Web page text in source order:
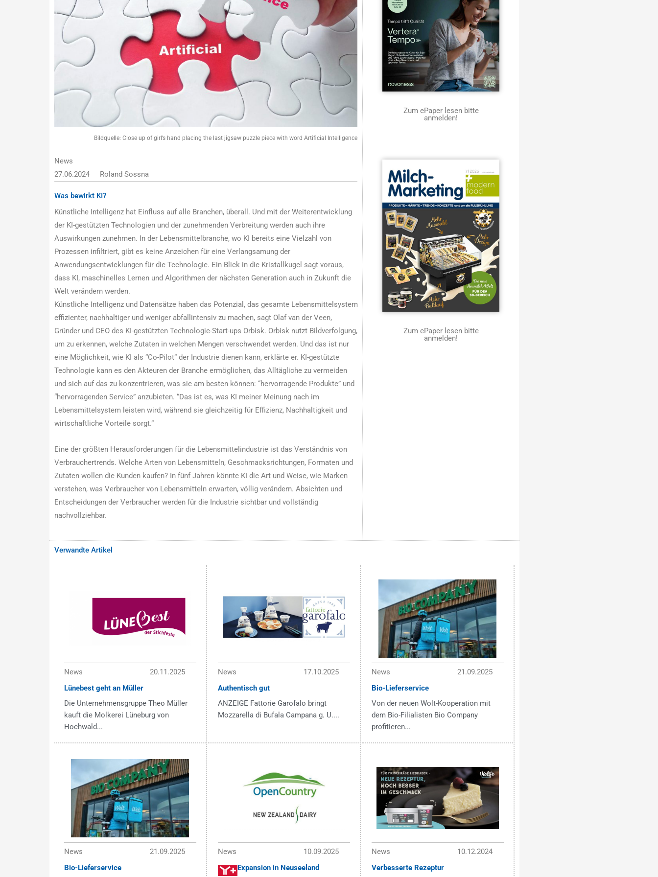
Bildquelle: Close up of girl’s hand placing the last jigsaw puzzle piece with word Artificial Intelligence
News
27.06.2024
Roland Sossna
Was bewirkt KI?
Künstliche Intelligenz hat Einfluss auf alle Branchen, überall. Und mit der Weiterentwicklung
der KI-gestützten Technologien und der zunehmenden Verbreitung werden auch ihre
Auswirkungen zunehmen. In der Lebensmittelbranche, wo KI bereits eine Vielzahl von
Prozessen infiltriert, gibt es keine Anzeichen für eine Verlangsamung der
Anwendungsentwicklungen für die Technologie. Ein Blick in die Kristallkugel sagt voraus,
dass KI, maschinelles Lernen und Algorithmen der nächsten Generation auch in Zukunft die
Welt verändern werden.
Künstliche Intelligenz und Datensätze haben das Potenzial, das gesamte Lebensmittelsystem
effizienter, nachhaltiger und weniger abfallintensiv zu machen, sagt Olaf van der Veen,
Gründer und CEO des KI-gestützten Technologie-Start-ups Orbisk. Orbisk nutzt Bildverfolgung,
um zu erkennen, welche Zutaten in welchen Mengen verschwendet werden. Und das ist nur
eine Möglichkeit, wie KI als “Co-Pilot” der Industrie dienen kann, erklärte er. KI-gestützte
Technologie kann es den Akteuren der Branche ermöglichen, das Alltägliche zu vermeiden
und sich auf das zu konzentrieren, was sie am besten können: “hervorragende Produkte” und
“hervorragenden Service” anzubieten. “Das ist es, was KI meiner Meinung nach im
Lebensmittelsystem leisten wird, während sie gleichzeitig für Effizienz, Nachhaltigkeit und
wirtschaftliche Vorteile sorgt.”
Eine der größten Herausforderungen für die Lebensmittelindustrie ist das Verständnis von
Verbrauchertrends. Welche Arten von Lebensmitteln, Geschmacksrichtungen, Formaten und
Zutaten wollen die Kunden kaufen? In fünf Jahren könnte KI die Art und Weise, wie Marken
verstehen, was Verbraucher von Lebensmitteln erwarten, völlig verändern. Absichten und
Entscheidungen der Verbraucher werden für die Industrie sichtbar und vollständig
nachvollziehbar.
Zum ePaper lesen bitte
anmelden!
Zum ePaper lesen bitte
anmelden!
Verwandte Artikel
News
20.11.2025
Lünebest geht an Müller
Die Unternehmensgruppe Theo Müller
kauft die Molkerei Lüneburg von
Hochwald...
News
17.10.2025
Authentisch gut
ANZEIGE Fattorie Garofalo bringt
Mozzarella di Bufala Campana g. U....
News
21.09.2025
Bio-Lieferservice
Von der neuen Wolt-Kooperation mit
dem Bio-Filialisten Bio Company
profitieren...
News
21.09.2025
Bio-Lieferservice
News
10.09.2025
Expansion in Neuseeland
News
10.12.2024
Verbesserte Rezeptur